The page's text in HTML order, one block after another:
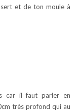
et de ton moule à
car il faut parler en
très profond qui au